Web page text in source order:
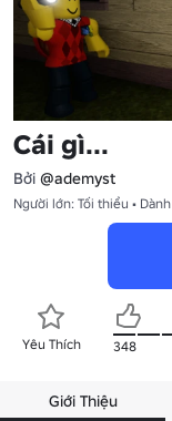
Cái gì...
Bởi @ademyst
Người lớn: Tối thiểu •
Yêu Thích 348
Giới Thiệu